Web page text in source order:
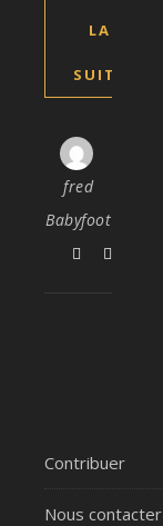
LA
SUITE
fred
Babyfoot
Contribuer
Nous contacter